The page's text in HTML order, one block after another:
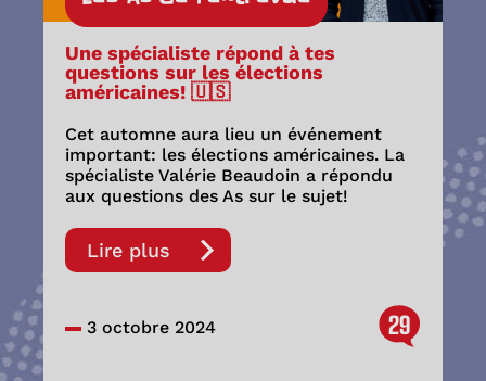
Une spécialiste répond à tes
questions sur les élections
américaines! 🇺🇸
Cet automne aura lieu un événement
important: les élections américaines. La
spécialiste Valérie Beaudoin a répondu
aux questions des As sur le sujet!
Lire plus
3 octobre 2024 29